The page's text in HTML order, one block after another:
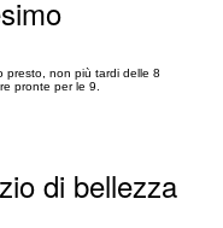
presto, non più tardi delle 8
pronte per le 9.
di bellezza